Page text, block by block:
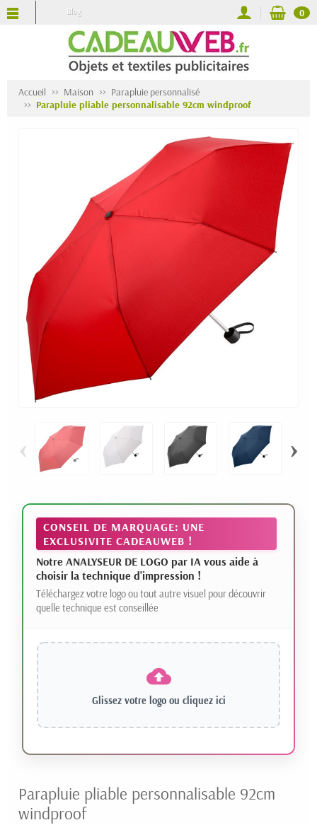
Blog 0
Accueil Maison
Parapluie personnalisé
Parapluie pliable personnalisable 92cm windproof
‹ ›
CONSEIL DE MARQUAGE: UNE
EXCLUSIVITE CADEAUWEB !
Notre ANALYSEUR DE LOGO par IA vous aide à
choisir la technique d'impression !
Téléchargez votre logo ou tout autre visuel pour découvrir
quelle technique est conseillée
Glissez votre logo ou cliquez ici
Parapluie pliable personnalisable 92cm
windproof